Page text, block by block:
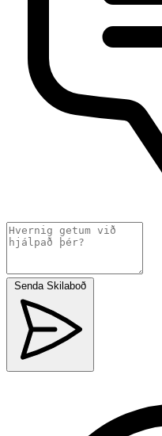
Senda Skilaboð